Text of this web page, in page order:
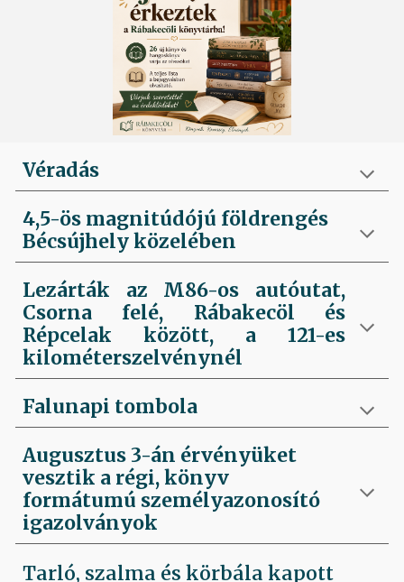
Véradás
4,5-ös magnitúdójú földrengés
Bécsújhely közelében
Lezárták az M86-os autóutat,
Csorna felé, Rábakecöl és
Répcelak között, a 121-es
kilométerszelvénynél
Falunapi tombola
Augusztus 3-án érvényüket
vesztik a régi, könyv
formátumú személyazonosító
igazolványok
Tarló, szalma és körbála kapott